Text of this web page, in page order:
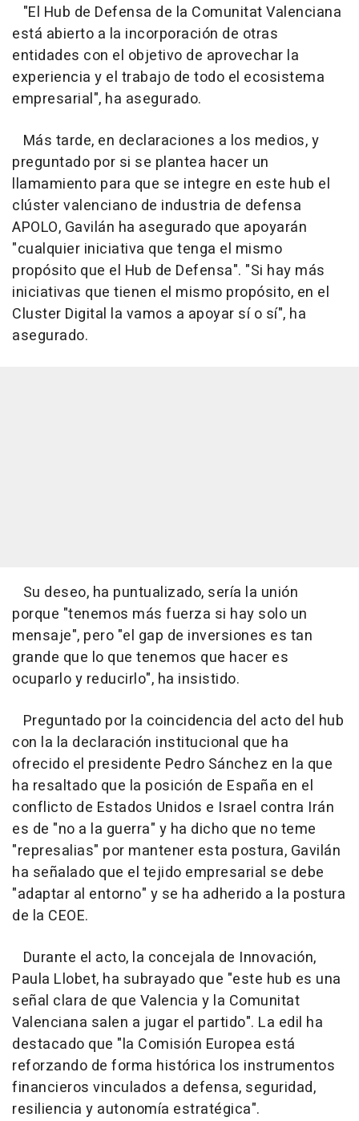
"El Hub de Defensa de la Comunitat Valenciana
está abierto a la incorporación de otras
entidades con el objetivo de aprovechar la
experiencia y el trabajo de todo el ecosistema
empresarial", ha asegurado.
Más tarde, en declaraciones a los medios, y
preguntado por si se plantea hacer un
llamamiento para que se integre en este hub el
clúster valenciano de industria de defensa
APOLO, Gavilán ha asegurado que apoyarán
"cualquier iniciativa que tenga el mismo
propósito que el Hub de Defensa". "Si hay más
iniciativas que tienen el mismo propósito, en el
Cluster Digital la vamos a apoyar sí o sí", ha
asegurado.
Su deseo, ha puntualizado, sería la unión
porque "tenemos más fuerza si hay solo un
mensaje", pero "el gap de inversiones es tan
grande que lo que tenemos que hacer es
ocuparlo y reducirlo", ha insistido.
Preguntado por la coincidencia del acto del hub
con la la declaración institucional que ha
ofrecido el presidente Pedro Sánchez en la que
ha resaltado que la posición de España en el
conflicto de Estados Unidos e Israel contra Irán
es de "no a la guerra" y ha dicho que no teme
"represalias" por mantener esta postura, Gavilán
ha señalado que el tejido empresarial se debe
"adaptar al entorno" y se ha adherido a la postura
de la CEOE.
Durante el acto, la concejala de Innovación,
Paula Llobet, ha subrayado que "este hub es una
señal clara de que Valencia y la Comunitat
Valenciana salen a jugar el partido". La edil ha
destacado que "la Comisión Europea está
reforzando de forma histórica los instrumentos
financieros vinculados a defensa, seguridad,
resiliencia y autonomía estratégica".